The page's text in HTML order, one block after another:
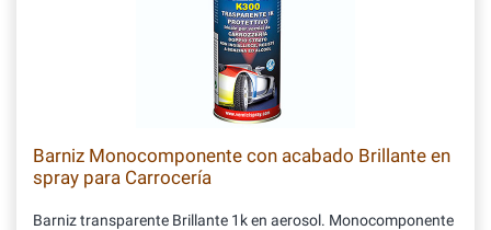
Barniz Monocomponente con acabado Brillante en
spray para Carrocería
Barniz transparente Brillante 1k en aerosol. Monocomponente